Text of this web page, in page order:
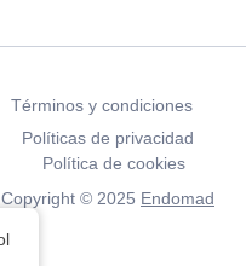
Copyright © 2025 Endomad
Términos y condiciones
Políticas de privacidad
Política de cookies